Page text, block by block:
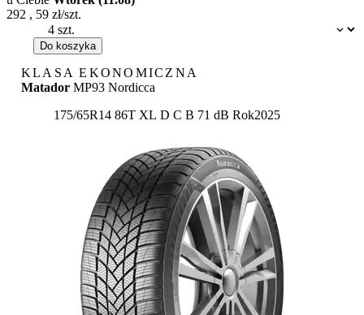
Dostępność:
292 , 59 zł/szt.
Do koszyka
KLASA EKONOMICZNA
Matador MP93 Nordicca
175/65R14 86T XL Etykieta:
D C B 71 dB Rok2025